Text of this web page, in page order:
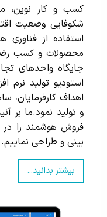
کسب و کار نوین،
شکوفایی وضعیت
استفاده از
محصولات و کسب
جایگاه واحدهای
استودیو تولید نرم
اهداف کارفرمایان،
و تولید نمود.ما بر
فروش هوشمند را
بینی و طراحی نماییم.
بیشتر بدانید...